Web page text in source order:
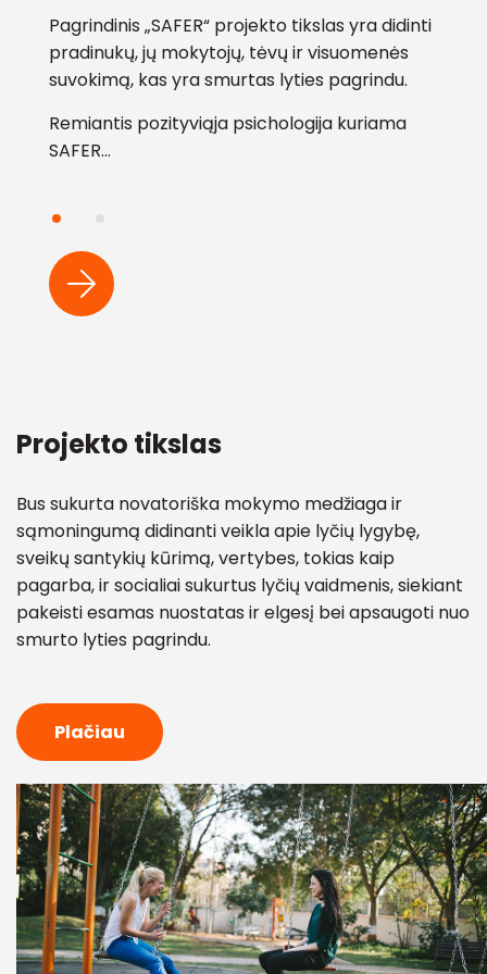
Pagrindinis „SAFER“ projekto tikslas yra didinti
pradinukų, jų mokytojų, tėvų ir visuomenės
suvokimą, kas yra smurtas lyties pagrindu.
Remiantis pozityviąja psichologija kuriama
SAFER…
Projekto tikslas
Bus sukurta novatoriška mokymo medžiaga ir
sąmoningumą didinanti veikla apie lyčių lygybę,
sveikų santykių kūrimą, vertybes, tokias kaip
pagarba, ir socialiai sukurtus lyčių vaidmenis, siekiant
pakeisti esamas nuostatas ir elgesį bei apsaugoti nuo
smurto lyties pagrindu.
Plačiau